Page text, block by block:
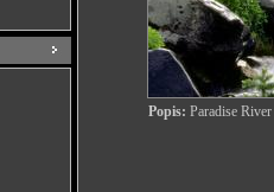
Popis: Paradise River